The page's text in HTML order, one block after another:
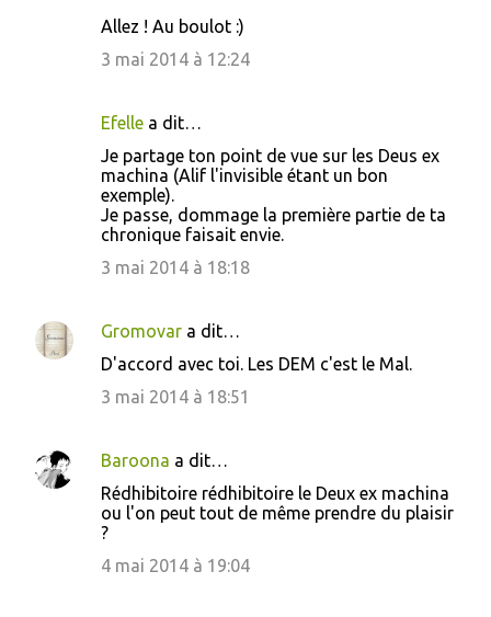
Allez ! Au boulot :)
3 mai 2014 à 12:24
Efelle a dit…
Je partage ton point de vue sur les Deus ex
machina (Alif l'invisible étant un bon
exemple).
Je passe, dommage la première partie de ta
chronique faisait envie.
3 mai 2014 à 18:18
Gromovar a dit…
D'accord avec toi. Les DEM c'est le Mal.
3 mai 2014 à 18:51
Baroona a dit…
Rédhibitoire rédhibitoire le Deux ex machina
ou l'on peut tout de même prendre du plaisir
?
4 mai 2014 à 19:04